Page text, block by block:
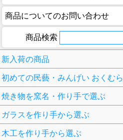
商品についてのお問い合わせ
商品検索
新入荷の商品
初めての民藝・みんげい おくむら
焼き物を窯名・作り手で選ぶ
ガラスを作り手から選ぶ
木工を作り手から選ぶ